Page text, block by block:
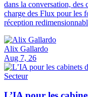
dans la conversation, des
charge des Flux pour les
réception
Alix Gallardo
Aug 7, 26
Secteur